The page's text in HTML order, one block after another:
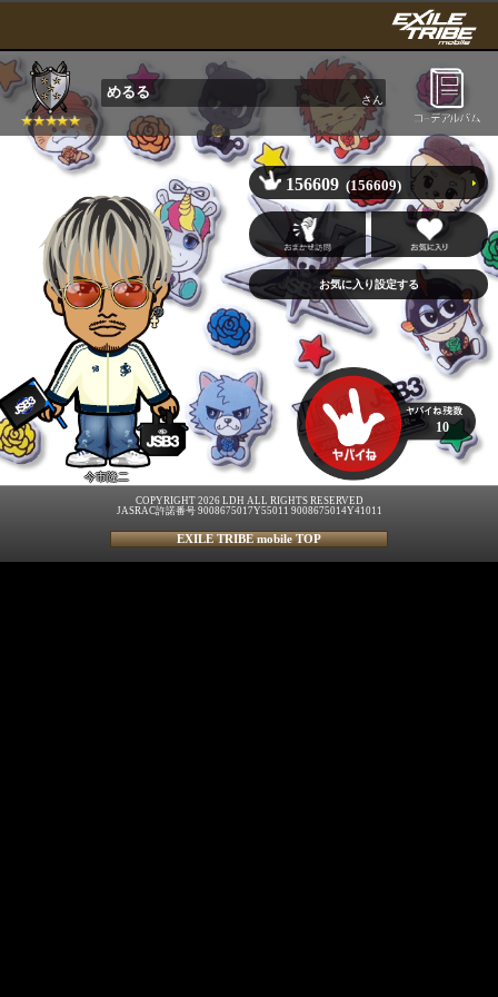
めるる さん
今市隆二
156609 (156609)
10
COPYRIGHT 2026 LDH ALL RIGHTS RESERVED
JASRAC許諾番号 9008675017Y55011 9008675014Y41011
EXILE TRIBE mobile TOP